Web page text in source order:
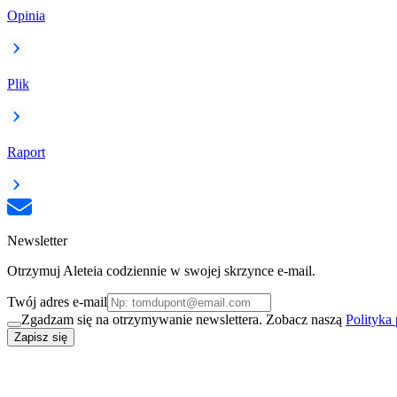
Opinia
Plik
Raport
Newsletter
Otrzymuj Aleteia codziennie w swojej skrzynce e-mail.
Twój adres e-mail
Zgadzam się na otrzymywanie newslettera. Zobacz naszą Polityka
Zapisz się